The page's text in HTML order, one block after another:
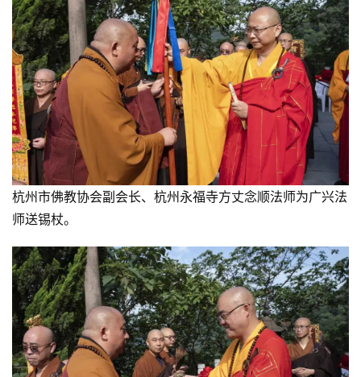
杭州市佛教协会副会长、杭州永福寺方丈念顺法师为广兴法
师送锡杖。